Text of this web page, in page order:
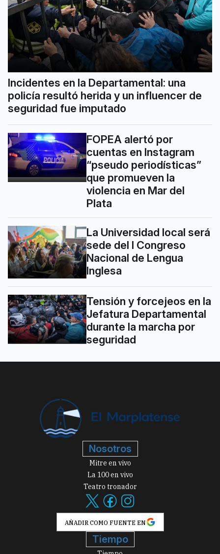
Incidentes en la Departamental: una
policía resultó herida y un influencer de
seguridad fue imputado
FOPEA alertó por
cuentas en Instagram
“pseudo periodísticas”
que promueven la
violencia en Mar del
Plata
La Universidad local será
sede del I Congreso
Nacional de Lengua
Inglesa
Tensión y forcejeos en la
Jefatura Departamental
durante la marcha por
seguridad
Nosotros
Mitre en vivo
La 100 en vivo
Teatro tronador
AÑADIR COMO FUENTE EN
Tiempo